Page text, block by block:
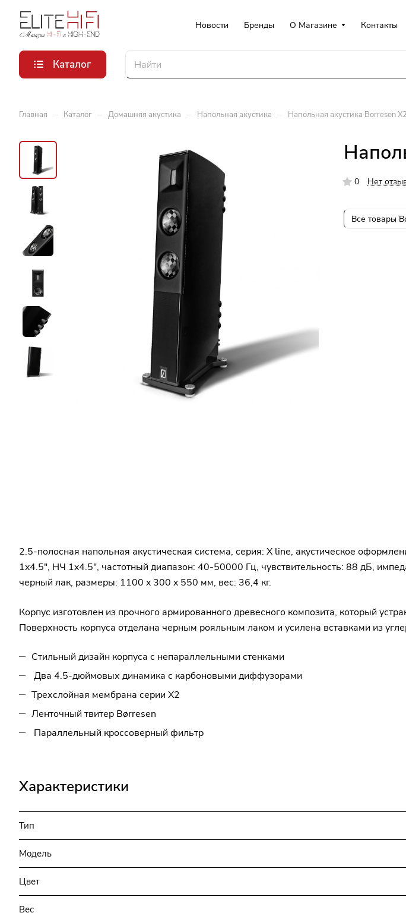
Новости Бренды О Магазине Контакты
Каталог
Главная – Каталог – Домашняя акустика – Напольная акустика – Напольная акустика Borresen
0 Нет
Все товары
2.5-полосная напольная акустическая система, серия: X line, акустическое
1x4.5", НЧ 1x4.5", частотный диапазон: 40-50000 Гц, чувствительность: 88 дБ,
черный лак, размеры: 1100 x 300 x 550 мм, вес: 36,4 кг.
Корпус изготовлен из прочного армированного древесного композита, который
Поверхность корпуса отделана черным рояльным лаком и усилена вставками из
Стильный дизайн корпуса с непараллельными стенками
Два 4.5-дюймовых динамика с карбоновыми диффузорами
Трехслойная мембрана серии X2
Ленточный твитер Børresen
Параллельный кроссоверный фильтр
Характеристики
Тип
Модель
Цвет
Вес